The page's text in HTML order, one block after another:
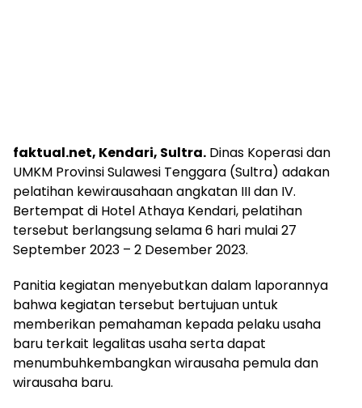
faktual.net, Kendari, Sultra. Dinas Koperasi dan
UMKM Provinsi Sulawesi Tenggara (Sultra) adakan
pelatihan kewirausahaan angkatan III dan IV.
Bertempat di Hotel Athaya Kendari, pelatihan
tersebut berlangsung selama 6 hari mulai 27
September 2023 – 2 Desember 2023.
Panitia kegiatan menyebutkan dalam laporannya
bahwa kegiatan tersebut bertujuan untuk
memberikan pemahaman kepada pelaku usaha
baru terkait legalitas usaha serta dapat
menumbuhkembangkan wirausaha pemula dan
wirausaha baru.